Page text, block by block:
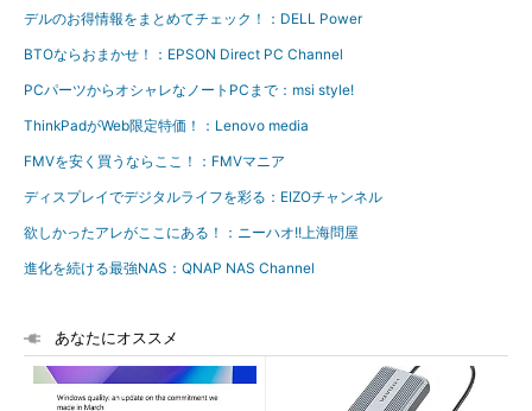
デルのお得情報をまとめてチェック！：DELL Power
BTOならおまかせ！：EPSON Direct PC Channel
PCパーツからオシャレなノートPCまで：msi style!
ThinkPadがWeb限定特価！：Lenovo media
FMVを安く買うならここ！：FMVマニア
ディスプレイでデジタルライフを彩る：EIZOチャンネル
欲しかったアレがここにある！：ニーハオ!!上海問屋
進化を続ける最強NAS：QNAP NAS Channel
あなたにオススメ